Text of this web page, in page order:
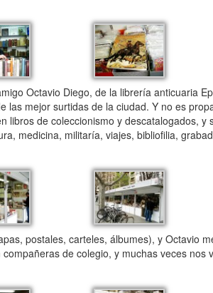
Octavio Diego, de la librería anticuaria
las mejor surtidas de la ciudad. Y no es
libros de coleccionismo y descatalogados, y
medicina, militaría, viajes, bibliofilia,
postales, carteles, álbumes), y Octavio
de colegio, y muchas veces nos